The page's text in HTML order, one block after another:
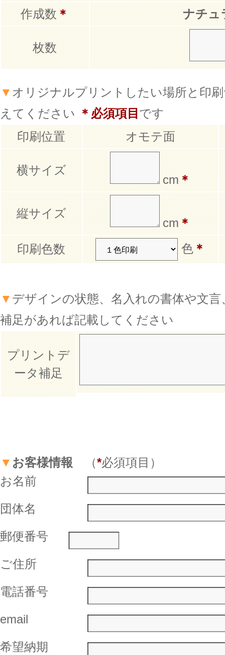
作成数＊ ナチュ
枚数
▼ オリジナルプリントしたい場所と印
えてください ＊必須項目 です
印刷位置
オモテ面
横サイズ
cm＊
縦サイズ
cm＊
印刷色数
色＊
▼ デザインの状態、名入れの書体や文
補足があれば記載してください
プリントデ
ータ補足
▼ お客様情報 （*必須項目）
お名前
団体名
郵便番号
ご住所
電話番号
email
希望納期